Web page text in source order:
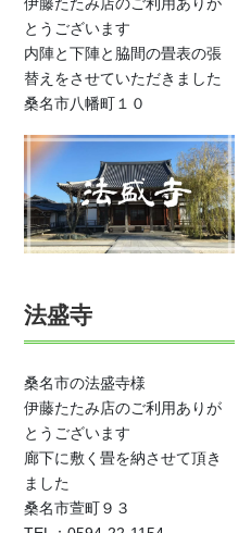
伊藤たたみ店のご利用ありが
とうございます
内陣と下陣と脇間の畳表の張
替えをさせていただきました
桑名市八幡町１０
法盛寺
桑名市の法盛寺様
伊藤たたみ店のご利用ありが
とうございます
廊下に敷く畳を納させて頂き
ました
桑名市萱町９３